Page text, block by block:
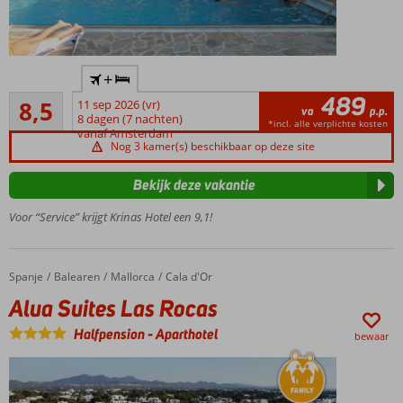
Kleinschalig
bij Argassi
Gerund
een
familie
Op
700 m.
van
strand
Logies
Ontbijt
8,5
Aanrader
60
beoordelingen
+
11 sep 2026 (vr)
8 dagen (7 nachten)
vanaf Amsterdam
va 489 p.p.
*incl. alle verplichte kosten
Nog 3 kamer(s) beschikbaar op deze site
Voor “Service” krijgt Krinas Hotel een 9,1!
Bekijk deze vakantie
Home
Spanje Balearen Mallorca Cala d'Or
Alua Suites Las Rocas
Alua Suites Las Rocas
Halfpension-Aparthotel bewaar